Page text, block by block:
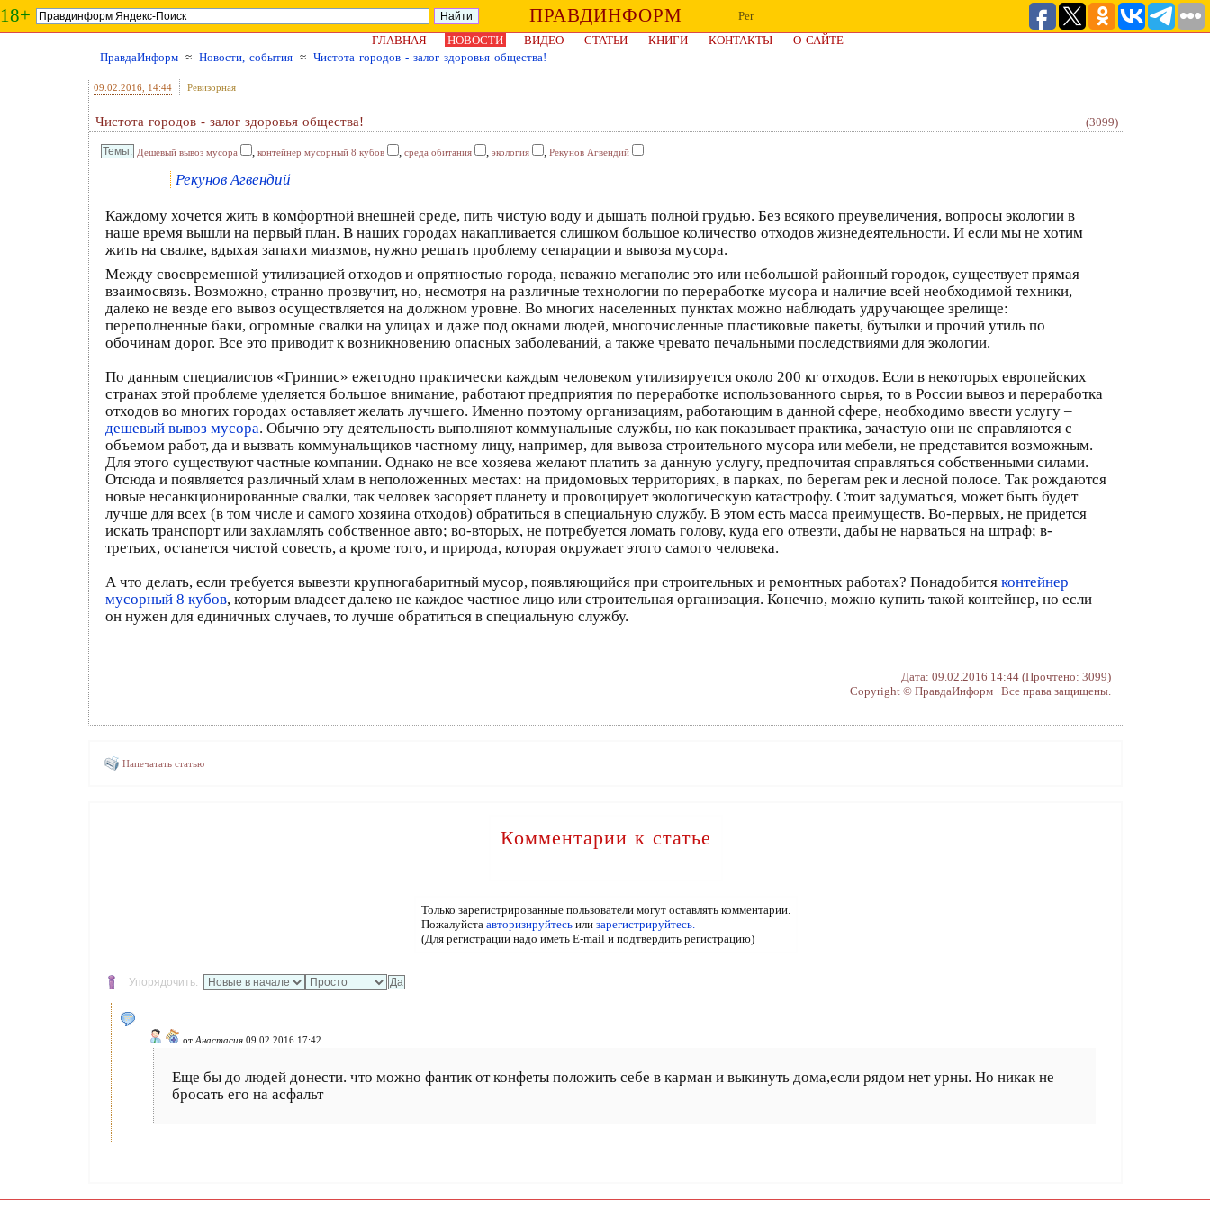
18+ ПРАВДИНФОРМ
Рег
ГЛАВНАЯ
НОВОСТИ ВИДЕО СТАТЬИ КНИГИ КОНТАКТЫ
О САЙТЕ
ПравдаИнформ ≈ Новости, события ≈ Чистота городов - залог здоровья общества!
09.02.2016 , 14:44 Ревизорная
Чистота городов - залог здоровья общества! (3099)
Дешевый вывоз мусора , контейнер мусорный 8 кубов , среда обитания , экология , Рекунов Агвендий
Рекунов Агвендий
Каждому хочется жить в комфортной внешней среде, пить чистую воду и дышать полной грудью. Без всякого преувеличения, вопросы экологии в
наше время вышли на первый план. В наших городах накапливается слишком большое количество отходов жизнедеятельности. И если мы не хотим
жить на свалке, вдыхая запахи миазмов, нужно решать проблему сепарации и вывоза мусора.
Между своевременной утилизацией отходов и опрятностью города, неважно мегаполис это или небольшой районный городок, существует прямая
взаимосвязь. Возможно, странно прозвучит, но, несмотря на различные технологии по переработке мусора и наличие всей необходимой техники,
далеко не везде его вывоз осуществляется на должном уровне. Во многих населенных пунктах можно наблюдать удручающее зрелище:
переполненные баки, огромные свалки на улицах и даже под окнами людей, многочисленные пластиковые пакеты, бутылки и прочий утиль по
обочинам дорог. Все это приводит к возникновению опасных заболеваний, а также чревато печальными последствиями для экологии.
По данным специалистов «Гринпис» ежегодно практически каждым человеком утилизируется около 200 кг отходов. Если в некоторых европейских
странах этой проблеме уделяется большое внимание, работают предприятия по переработке использованного сырья, то в России вывоз и переработка
отходов во многих городах оставляет желать лучшего. Именно поэтому организациям, работающим в данной сфере, необходимо ввести услугу –
дешевый вывоз мусора. Обычно эту деятельность выполняют коммунальные службы, но как показывает практика, зачастую они не справляются с
объемом работ, да и вызвать коммунальщиков частному лицу, например, для вывоза строительного мусора или мебели, не представится возможным.
Для этого существуют частные компании. Однако не все хозяева желают платить за данную услугу, предпочитая справляться собственными силами.
Отсюда и появляется различный хлам в неположенных местах: на придомовых территориях, в парках, по берегам рек и лесной полосе. Так рождаются
новые несанкционированные свалки, так человек засоряет планету и провоцирует экологическую катастрофу. Стоит задуматься, может быть будет
лучше для всех (в том числе и самого хозяина отходов) обратиться в специальную службу. В этом есть масса преимуществ. Во-первых, не придется
искать транспорт или захламлять собственное авто; во-вторых, не потребуется ломать голову, куда его отвезти, дабы не нарваться на штраф; в-
третьих, останется чистой совесть, а кроме того, и природа, которая окружает этого самого человека.
А что делать, если требуется вывезти крупногабаритный мусор, появляющийся при строительных и ремонтных работах? Понадобится контейнер
мусорный 8 кубов, которым владеет далеко не каждое частное лицо или строительная организация. Конечно, можно купить такой контейнер, но если
он нужен для единичных случаев, то лучше обратиться в специальную службу.
Дата: 09.02.2016 14:44 (Прочтено: 3099)
Copyright © ПравдаИнформ Все права защищены.
Напечатать статью
Комментарии к статье
Только зарегистрированные пользователи могут оставлять комментарии.
Пожалуйста авторизируйтесьили зарегистрируйтесь.
(Для регистрации надо иметь E-mail и подтвердить регистрацию)
Упорядочить:
от Анастасия 09.02.2016 17:42
Еще бы до людей донести. что можно фантик от конфеты положить себе в карман и выкинуть дома,если рядом нет урны. Но никак не
бросать его на асфальт